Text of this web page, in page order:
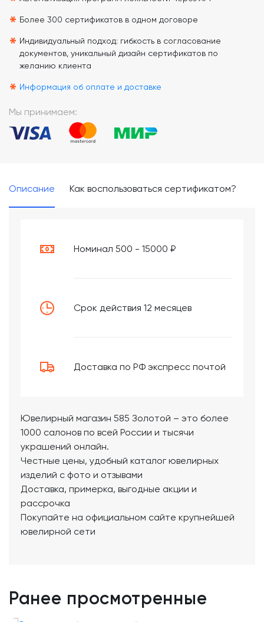
* Более 300 сертификатов в одном договоре
* Индивидуальный подход: гибкость в согласование
документов, уникальный дизайн сертификатов по
желанию клиента
* Информация об оплате и доставке
Мы принимаем:
Описание Как воспользоваться сертификатом?
Номинал 500 - 15000 ₽
Срок действия 12 месяцев
Доставка по РФ экспресс почтой
Ювелирный магазин 585 Золотой – это более
1000 салонов по всей России и тысячи
украшений онлайн.
Честные цены, удобный каталог ювелирных
изделий с фото и отзывами
Доставка, примерка, выгодные акции и
рассрочка
Покупайте на официальном сайте крупнейшей
ювелирной сети
Ранее просмотренные